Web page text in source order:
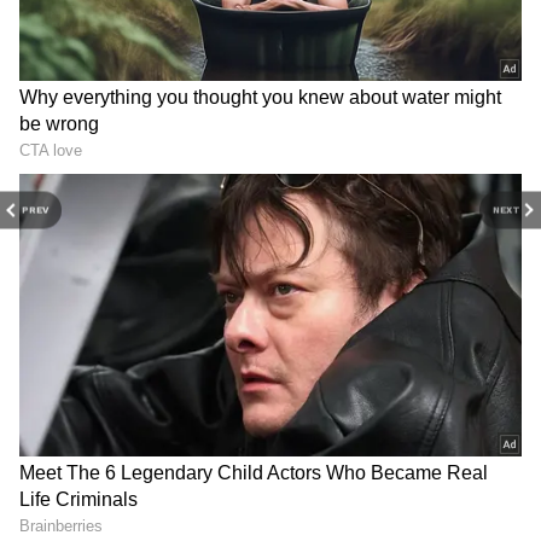
PREV NEXT
பல்லாவரம்:கணபதிபுரம், விஸ்வகர்மா
நகர், நாயுடு ஷாப் சாலை, ஸ்கைபார்க் சர்ச்
சாலை, டிவிஎஸ் ஃபிளாட்ஸ், அக்னி
ஃபிளாட்ஸ், பஞ்சாயத்து காலனி, சுகுணா
காலனி மற்றும் நடேசன் நகர்.
காரம்பாக்கம்:
வானகரம், பி.எச். சாலை,
சிவபூதம், ராஜீவ் நகர், கந்தமாபுரம்,
வானகரம் சர்வீஸ் சாலை, செட்டியார்
அகரம், ஐ.சி.எல்., நூம்பல், அக்னி ஃபேரி
லேண்ட், மூர்த்தி நகர், லட்சுமி நகர்,
இந்திரா நகர், போரூர் கார்டன் (பேஸ் 1
மற்றும் 2), ராமசாமி நகர், ஆண்டாள் நகர்,
சேக்மணியம், மெட்ரோ நகர், மகரிஷி
டீச்சர்ஸ் காலனி, சமயபுரம், காவேரி நகர்,